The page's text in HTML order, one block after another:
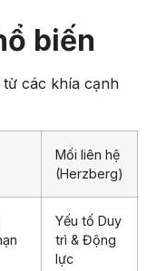
biến
các khía cạnh
Mối liên hệ
(Herzberg)
Yếu tố Duy
trì & Động
lực